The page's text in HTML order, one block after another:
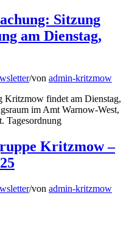
Sitzung
am Dienstag,
/von admin-kritzmow
Kritzmow findet am Dienstag,
im Amt Warnow-West,
Tagesordnung
Kritzmow –
/von admin-kritzmow